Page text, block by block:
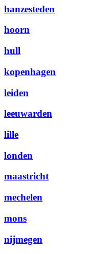
hanzesteden
hoorn
hull
kopenhagen
leiden
leeuwarden
lille
londen
maastricht
mechelen
mons
nijmegen